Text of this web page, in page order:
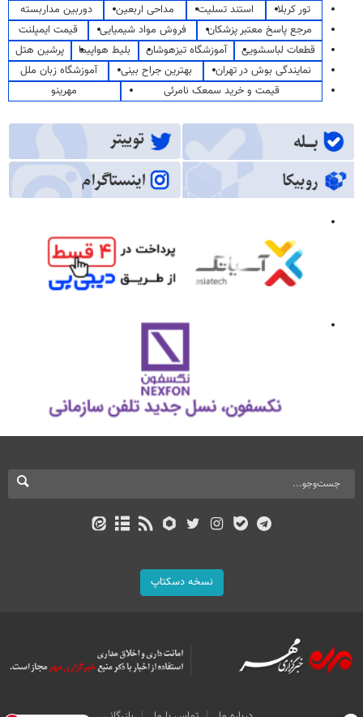
تور کربلا
استند تسلیت مداحی اربعین
دوربین مداربسته
مرجع پاسخ معتبر پزشکان
فروش مواد شیمیایی
قیمت ایمپلنت
قطعات لباسشویی
آموزشگاه تیزهوشان بلیط هواپیما
پرشین هتل
نمایندگی بوش در تهران
بهترین جراح بینی
آموزشگاه زبان ملل
قیمت و خرید سمعک نامرئی
مهرینو
نسخه دسکتاپ